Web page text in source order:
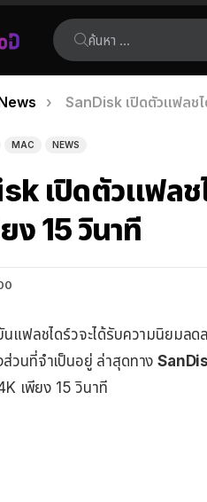
ค้นหา:
SanDisk เปิดตัวแฟลชไ
MAC NEWS
เปิดตัวแฟลช
ง 15 วินาที
แฟลชไดร์วจะได้รับความนิยมล
ส่วนที่จำเป็นอยู่ ล่าสุดทาง
เพียง 15 วินาที